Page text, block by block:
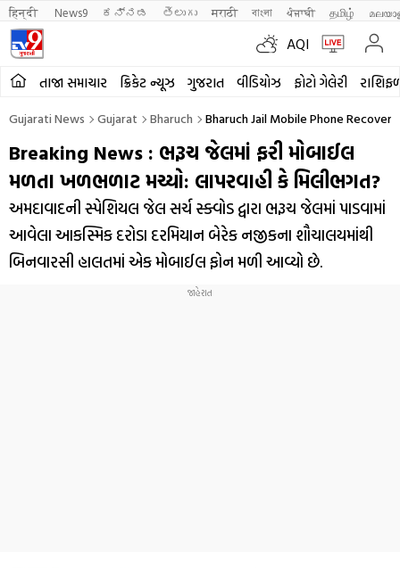
हिन्दी News9 ಕನ್ನಡ తెలుగు मराठी বাংলা ਪੰਜਾਬੀ தமிழ்
AQI
તાજા સમાચાર ક્રિકેટ ન્યૂઝ ગુજરાત વીડિયોઝ ફોટો ગેલેરી
Gujarati News Gujarat Bharuch Bharuch Jail Mobile Phone
Breaking News : ભરૂચ જેલમાં ફરી મોબાઈલ
મળતા ખળભળાટ મચ્યો: લાપરવાહી કે મિલીભગત?
અમદાવાદની સ્પેશિયલ જેલ સર્ચ સ્ક્વોડ દ્વારા ભરૂચ જેલમાં પાડવામાં
આવેલા આકસ્મિક દરોડા દરમિયાન બેરેક નજીકના શૌચાલયમાંથી
બિનવારસી હાલતમાં એક મોબાઈલ ફોન મળી આવ્યો છે.